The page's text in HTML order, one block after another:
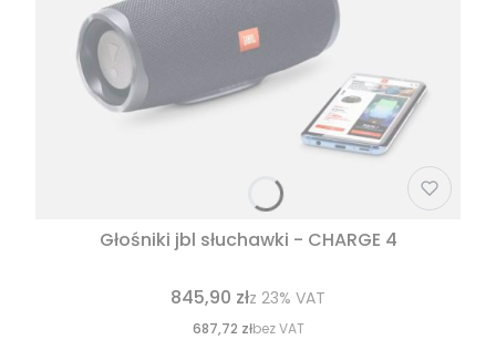
Głośniki jbl słuchawki - CHARGE 4
845,90 złz 23% VAT
687,72 złbez VAT